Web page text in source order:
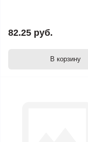
82.25 руб.
В корзину